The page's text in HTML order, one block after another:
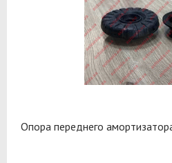
Опора переднего